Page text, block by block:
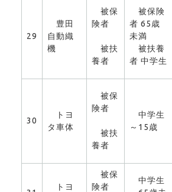
29
豊田
自動織
機
被保
険者
被扶
養者
被保険
者 65歳
未満
被扶養
者 中学生
30
トヨ
タ車体
被保
険者
被扶
養者
中学生
～15歳
トヨ
被保
険者
中学生